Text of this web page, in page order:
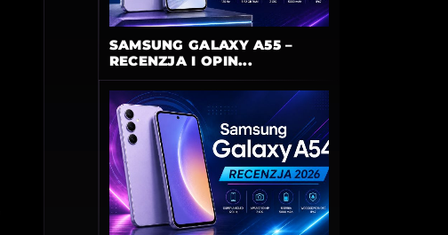
SAMSUNG GALAXY A55 –
RECENZJA I OPIN...